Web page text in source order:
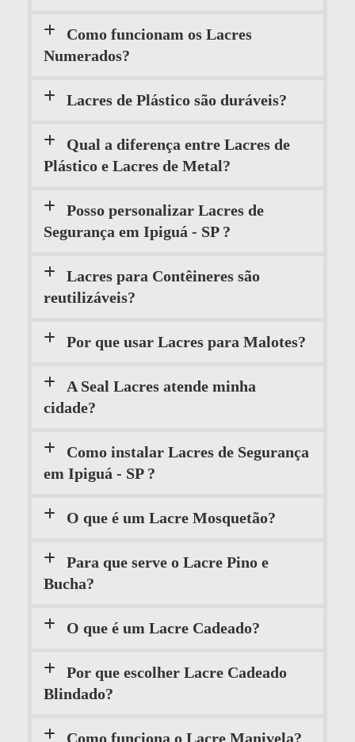
Como funcionam os Lacres
Numerados?
Lacres de Plástico são duráveis?
Qual a diferença entre Lacres de
Plástico e Lacres de Metal?
Posso personalizar Lacres de
Segurança em Ipiguá - SP ?
Lacres para Contêineres são
reutilizáveis?
Por que usar Lacres para Malotes?
A Seal Lacres atende minha
cidade?
Como instalar Lacres de Segurança
em Ipiguá - SP ?
O que é um Lacre Mosquetão?
Para que serve o Lacre Pino e
Bucha?
O que é um Lacre Cadeado?
Por que escolher Lacre Cadeado
Blindado?
Como funciona o Lacre Manivela?